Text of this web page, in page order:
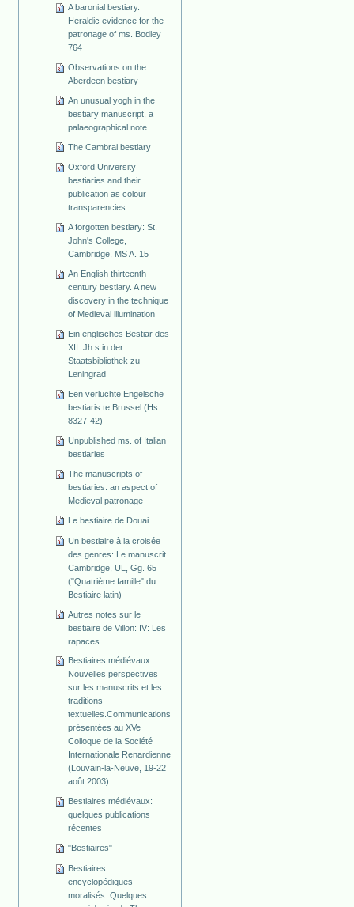
A baronial bestiary.
Heraldic evidence for the
patronage of ms. Bodley
764
Observations on the
Aberdeen bestiary
An unusual yogh in the
bestiary manuscript, a
palaeographical note
The Cambrai bestiary
Oxford University
bestiaries and their
publication as colour
transparencies
A forgotten bestiary: St.
John's College,
Cambridge, MS A. 15
An English thirteenth
century bestiary. A new
discovery in the technique
of Medieval illumination
Ein englisches Bestiar des
XII. Jh.s in der
Staatsbibliothek zu
Leningrad
Een verluchte Engelsche
bestiaris te Brussel (Hs
8327-42)
Unpublished ms. of Italian
bestiaries
The manuscripts of
bestiaries: an aspect of
Medieval patronage
Le bestiaire de Douai
Un bestiaire à la croisée
des genres: Le manuscrit
Cambridge, UL, Gg. 65
("Quatrième famille" du
Bestiaire latin)
Autres notes sur le
bestiaire de Villon: IV: Les
rapaces
Bestiaires médiévaux.
Nouvelles perspectives
sur les manuscrits et les
traditions
textuelles.Communications
présentées au XVe
Colloque de la Société
Internationale Renardienne
(Louvain-la-Neuve, 19-22
août 2003)
Bestiaires médiévaux:
quelques publications
récentes
"Bestiaires"
Bestiaires
encyclopédiques
moralisés. Quelques